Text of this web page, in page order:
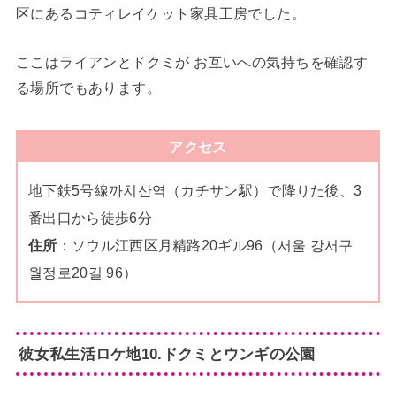
区にあるコティレイケット家具工房でした。
ここはライアンとドクミが お互いへの気持ちを確認す
る場所でもあります。
アクセス
地下鉄5号線까치산역（カチサン駅）で降りた後、3
番出口から徒歩6分
住所 ：ソウル江西区月精路20ギル96（서울 강서구
월정로20길 96）
彼女私生活ロケ地10.ドクミとウンギの公園